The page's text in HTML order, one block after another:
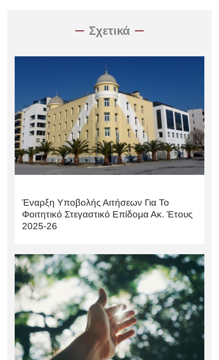
Σχετικά
Έναρξη Υποβολής Αιτήσεων Για Το
Φοιτητικό Στεγαστικό Επίδομα Ακ. Έτους
2025-26